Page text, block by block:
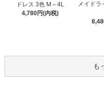
ドレス 3色 M～4L
4,780円(内税)
メイドラ
も